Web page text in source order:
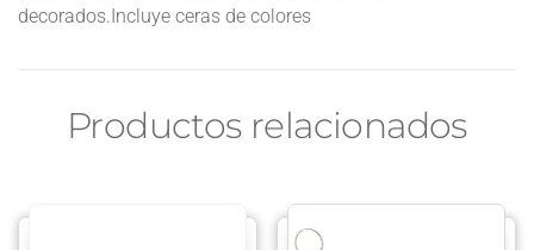
decorados.Incluye ceras de colores
Productos relacionados